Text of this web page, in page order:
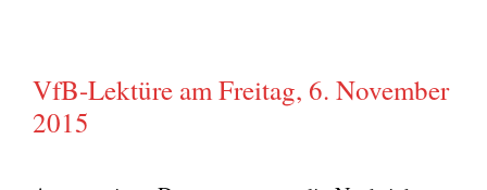
VfB-Lektüre am Freitag, 6. November
2015